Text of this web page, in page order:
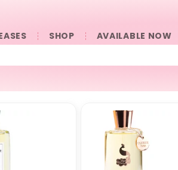
SHOP AVAILABLE NOW